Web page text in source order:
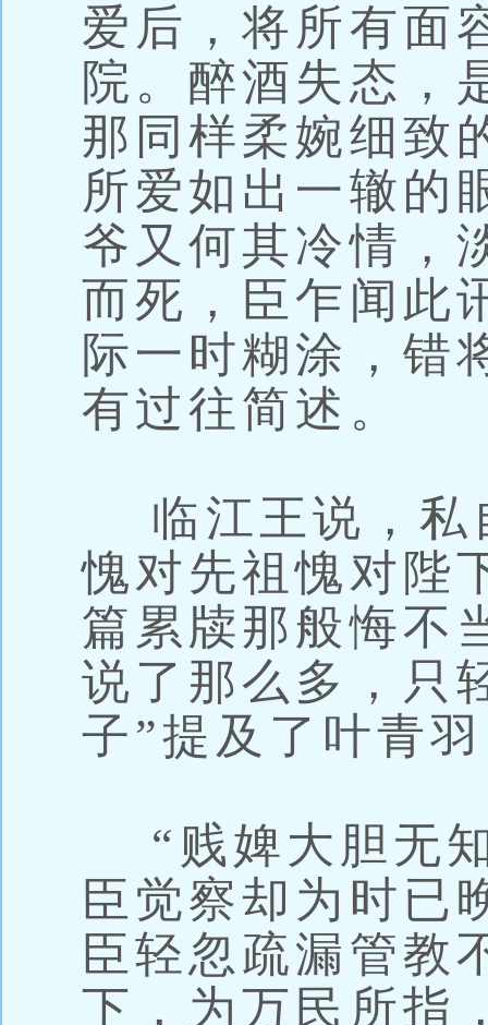
爱后，将所有面
院。醉酒失态，
那同样柔婉细致
所爱如出一辙的
爷又何其冷情，
而死，臣乍闻此
际一时糊涂，错
有过往简述。
临江王说，私
愧对先祖愧对陛
篇累牍那般悔不
说了那么多，只
子”提及了叶青
“贱婢大胆无
臣觉察却为时已
臣轻忽疏漏管教
下，为万民所指